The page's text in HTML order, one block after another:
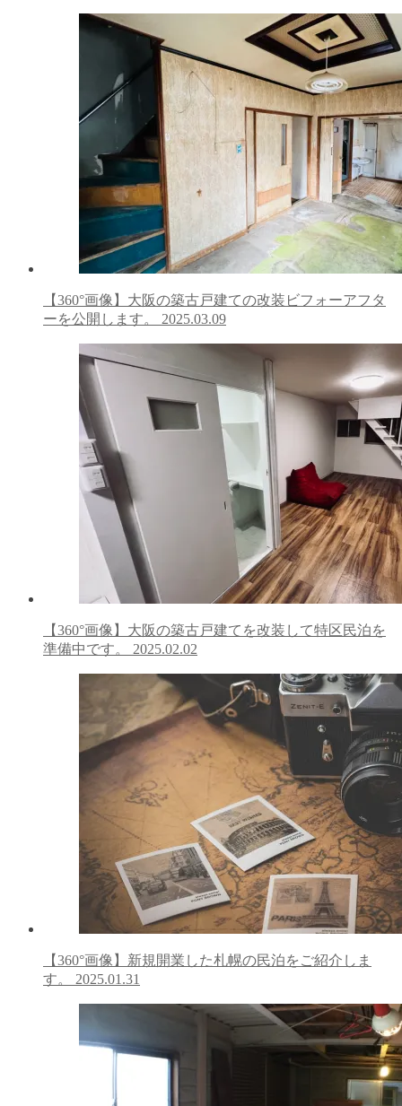
【360°画像】大阪の築古戸建ての改装ビフォーアフタ
ーを公開します。 2025.03.09
【360°画像】大阪の築古戸建てを改装して特区民泊を
準備中です。 2025.02.02
【360°画像】新規開業した札幌の民泊をご紹介しま
す。 2025.01.31